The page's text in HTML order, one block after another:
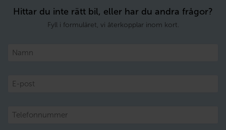
Hittar du inte rätt bil, eller har du andra frågor?
Fyll i formuläret, vi återkopplar inom kort.
Namn
E-
post
Telefon